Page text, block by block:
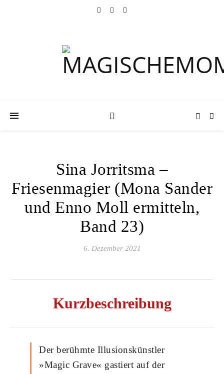
Sina Jorritsma –
Friesenmagier (Mona Sander
und Enno Moll ermitteln,
Band 23)
6. Dezember 2021
Kurzbeschreibung
Der berühmte Illusionskünstler
»Magic Grave« gastiert auf der